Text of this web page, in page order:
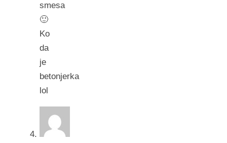
smesa
🙂
Ko
da
je
betonjerka
lol